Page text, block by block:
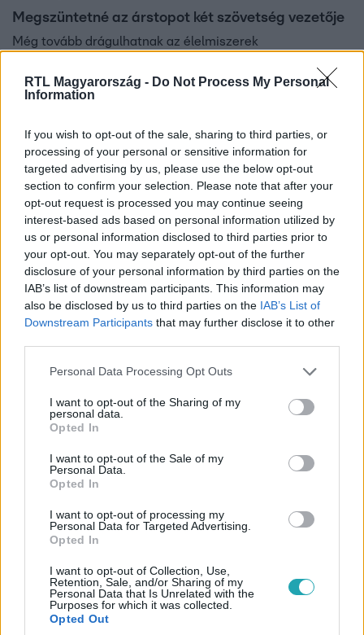
RTL Magyarország - Do Not Process My Personal
Information
If you wish to opt-out of the sale, sharing to third parties, or
processing of your personal or sensitive information for
targeted advertising by us, please use the below opt-out
section to confirm your selection. Please note that after your
opt-out request is processed you may continue seeing
interest-based ads based on personal information utilized by
us or personal information disclosed to third parties prior to
your opt-out. You may separately opt-out of the further
disclosure of your personal information by third parties on the
IAB’s list of downstream participants. This information may
also be disclosed by us to third parties on the IAB’s List of
Downstream Participants that may further disclose it to other
Please note that this website/app uses one or more Google
not limited to your visit or usage behaviour. You may click to
grant or deny consent to Google and its third-party tags to
use your data for below specified purposes in below Google
consent section.
Personal Data Processing Opt Outs
I want to opt-out of the Sharing of my
personal data.
Opted In
I want to opt-out of the Sale of my
Personal Data.
Opted In
I want to opt-out of processing my
Personal Data for Targeted Advertising.
Opted In
I want to opt-out of Collection, Use,
Retention, Sale, and/or Sharing of my
Personal Data that Is Unrelated with the
Purposes for which it was collected.
Opted Out
Megszüntetné az árstopot két szövetség vezetője
Még tovább drágulhatnak az élelmiszerek
Gazdaság
2022. augusztus 24. 9:43
Nem baj, hogy a benzinkutak leolvassák a forgalmi
engedély vonalkódját, de a vásárlókat tájékoztatni kell az
adatkezelésről.